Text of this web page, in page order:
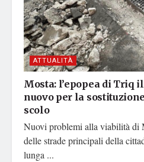
ATTUALITÀ
Mosta: l’epopea di Triq
nuovo per la
scolo
Nuovi problemi alla viabilità di
delle strade principali della
lunga ...